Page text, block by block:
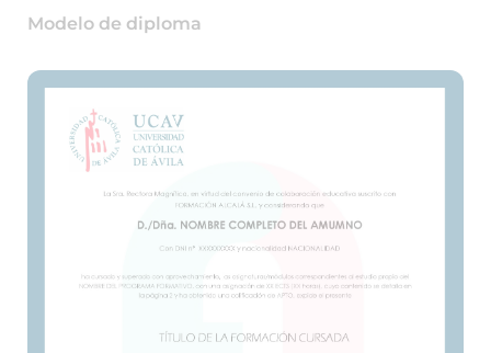
Modelo de diploma